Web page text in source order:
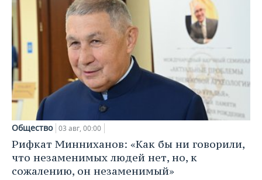
Общество 03 авг, 00:00
Рифкат Минниханов: «Как бы ни говорили,
что незаменимых людей нет, но, к
сожалению, он незаменимый»